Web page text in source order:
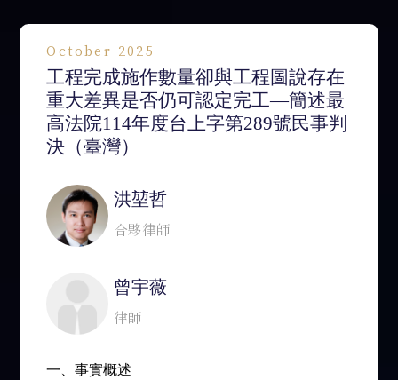
October 2025
工程完成施作數量卻與工程圖說存在
重大差異是否仍可認定完工—簡述最
高法院114年度台上字第289號民事判
決（臺灣）
洪堃哲
合夥律師
曾宇薇
律師
一、事實概述